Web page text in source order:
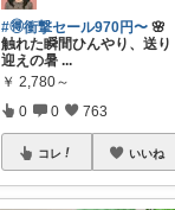
#🉐衝撃セール970円〜 🌸
触れた瞬間ひんやり、送り
迎えの暑 ...
￥ 2,780～
0 0 763
コレ いいね